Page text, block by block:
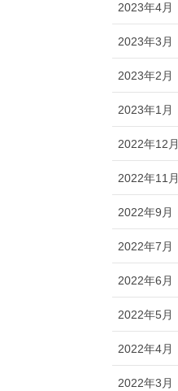
2023年4月
2023年3月
2023年2月
2023年1月
2022年12月
2022年11月
2022年9月
2022年7月
2022年6月
2022年5月
2022年4月
2022年3月